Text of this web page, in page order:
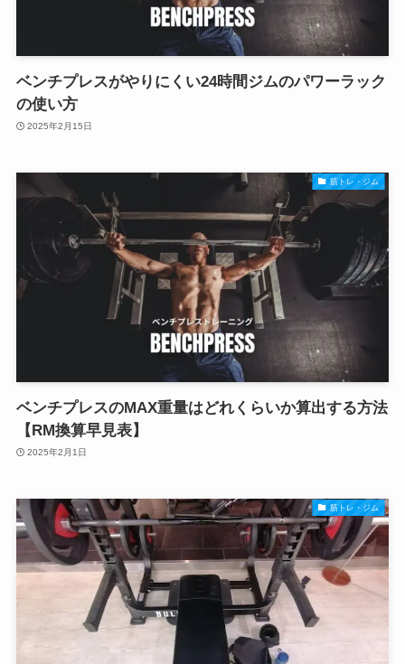
ベンチプレスがやりにくい24時間ジムのパワーラック
の使い方
2025年2月15日
筋トレ・ジム
ベンチプレスのMAX重量はどれくらいか算出する方法
【RM換算早見表】
2025年2月1日
筋トレ・ジム